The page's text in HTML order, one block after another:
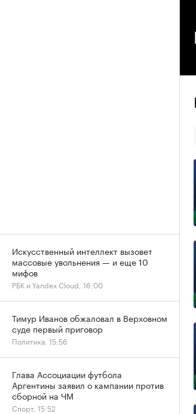
Искусственный интеллект вызовет
массовые увольнения — и еще 10
мифов
РБК и Yandex Cloud, 16:00
Тимур Иванов обжаловал в Верховном
суде первый приговор
Политика, 15:56
Глава Ассоциации футбола
Аргентины заявил о кампании против
сборной на ЧМ
Спорт, 15:52